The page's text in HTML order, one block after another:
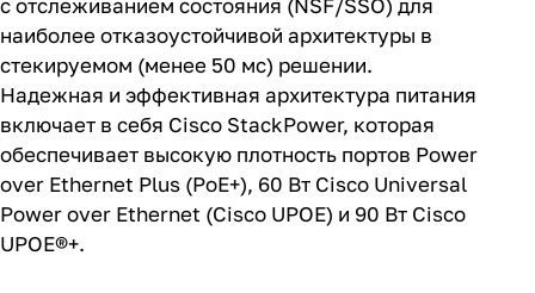
с отслеживанием состояния (NSF/SSO) для
наиболее отказоустойчивой архитектуры в
стекируемом (менее 50 мс) решении.
Надежная и эффективная архитектура питания
включает в себя Cisco StackPower, которая
обеспечивает высокую плотность портов Power
over Ethernet Plus (PoE+), 60 Вт Cisco Universal
Power over Ethernet (Cisco UPOE) и 90 Вт Cisco
UPOE®+.